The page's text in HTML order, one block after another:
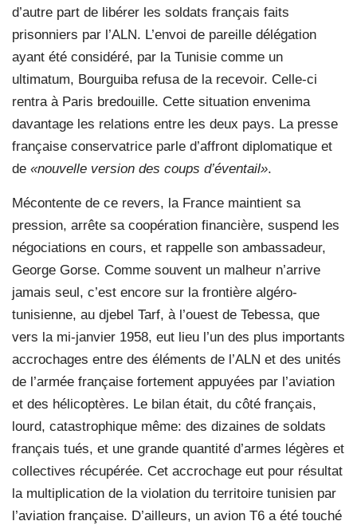
d’autre part de libérer les soldats français faits
prisonniers par l’ALN. L’envoi de pareille délégation
ayant été considéré, par la Tunisie comme un
ultimatum, Bourguiba refusa de la recevoir. Celle-ci
rentra à Paris bredouille. Cette situation envenima
davantage les relations entre les deux pays. La presse
française conservatrice parle d’affront diplomatique et
de «nouvelle version des coups d’éventail».
Mécontente de ce revers, la France maintient sa
pression, arrête sa coopération financière, suspend les
négociations en cours, et rappelle son ambassadeur,
George Gorse. Comme souvent un malheur n’arrive
jamais seul, c’est encore sur la frontière algéro-
tunisienne, au djebel Tarf, à l’ouest de Tebessa, que
vers la mi-janvier 1958, eut lieu l’un des plus importants
accrochages entre des éléments de l’ALN et des unités
de l’armée française fortement appuyées par l’aviation
et des hélicoptères. Le bilan était, du côté français,
lourd, catastrophique même: des dizaines de soldats
français tués, et une grande quantité d’armes légères et
collectives récupérée. Cet accrochage eut pour résultat
la multiplication de la violation du territoire tunisien par
l’aviation française. D’ailleurs, un avion T6 a été touché